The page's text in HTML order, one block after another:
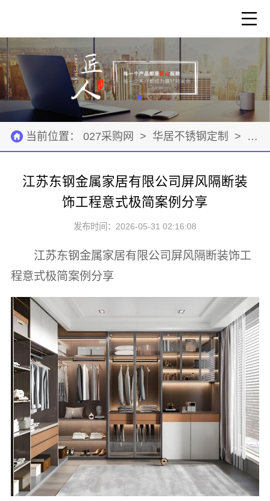
当前位置： 027采购网 > 华居不锈钢定制 > 建
江苏东钢金属家居有限公司屏风隔断装
饰工程意式极简案例分享
发布时间：2026-05-31 02:16:08
江苏东钢金属家居有限公司屏风隔断装饰工
程意式极简案例分享